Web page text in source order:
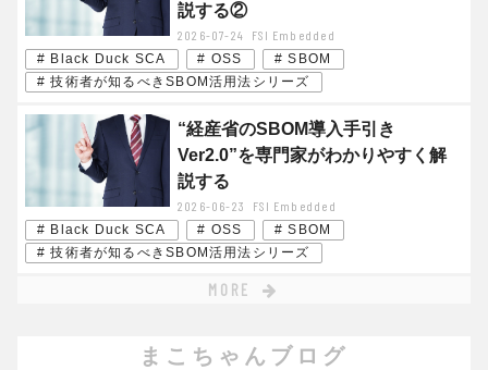
説する②
2026-07-24
FSI Embedded
# Black Duck SCA
# OSS
# SBOM
# 技術者が知るべきSBOM活用法シリーズ
“経産省のSBOM導入手引き
Ver2.0”を専門家がわかりやすく解
説する
2026-06-23
FSI Embedded
# Black Duck SCA
# OSS
# SBOM
# 技術者が知るべきSBOM活用法シリーズ
MORE
まこちゃんブログ